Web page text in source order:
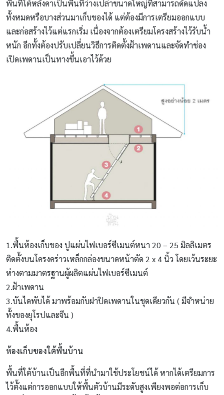
พื้นที่ใต้หลังคาเป็นพื้นที่ว่างเปล่าขนาดใหญ่ที่สามารถดัดแปลง
ทั้งหมดหรือบางส่วนมาเก็บของได้ แต่ต้องมีการเตรียมออกแบบ
และก่อสร้างไว้แต่แรกเริ่ม เนื่องจากต้องเตรียมโครงสร้างไว้รับน้ำ
หนัก อีกทั้งต้องปรับเปลี่ยนวิธีการติดตั้งฝ้าเพดานและจัดทำช่อง
เปิดเพดานเป็นทางขึ้นเอาไว้ด้วย
1.พื้นห้องเก็บของ ปูแผ่นไฟเบอร์ซีเมนต์หนา 20 – 25 มิลลิเมตร
ติดตั้งบนโครงคร่าวเหล็กกล่องขนาดหน้าตัด 2 x 4 นิ้ว โดยเว้นระยะ
ห่างตามมาตรฐานผู้ผลิตแผ่นไฟเบอร์ซีเมนต์
2.ฝ้าเพดาน
3.บันไดพับได้ มาพร้อมกับฝาปิดเพดานในชุดเดียวกัน ( มีจำหน่าย
ทั้งของยุโรปและจีน )
4.พื้นห้อง
ห้องเก็บของใต้พื้นบ้าน
พื้นที่ใต้บ้านเป็นอีกพื้นที่ที่นำมาใช้ประโยชน์ได้ หากได้เตรียมการ
ไว้ตั้งแต่การออกแบบให้พื้นตัวบ้านมีระดับสูงเพียงพอต่อการเก็บ